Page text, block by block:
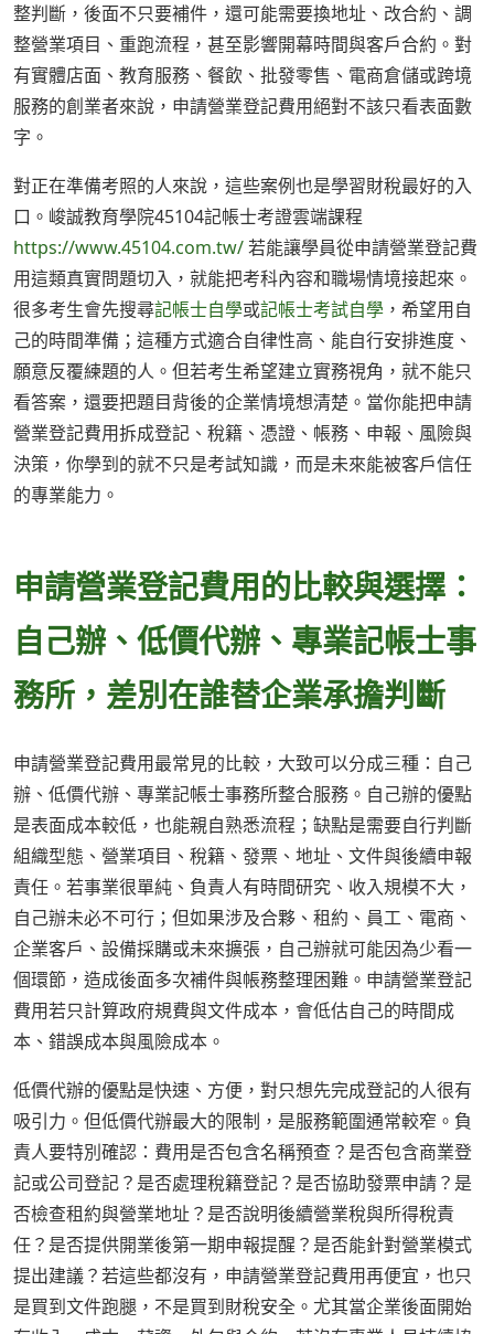
整判斷，後面不只要補件，還可能需要換地址、改合約、調
整營業項目、重跑流程，甚至影響開幕時間與客戶合約。對
有實體店面、教育服務、餐飲、批發零售、電商倉儲或跨境
服務的創業者來說，申請營業登記費用絕對不該只看表面數
字。
對正在準備考照的人來說，這些案例也是學習財稅最好的入
口。峻誠教育學院45104記帳士考證雲端課程
https://www.45104.com.tw/若能讓學員從申請營業登記費
用這類真實問題切入，就能把考科內容和職場情境接起來。
很多考生會先搜尋記帳士自學或記帳士考試自學 ，希望用自
己的時間準備；這種方式適合自律性高、能自行安排進度、
願意反覆練題的人。但若考生希望建立實務視角，就不能只
看答案，還要把題目背後的企業情境想清楚。當你能把申請
營業登記費用拆成登記、稅籍、憑證、帳務、申報、風險與
決策，你學到的就不只是考試知識，而是未來能被客戶信任
的專業能力。
申請營業登記費用的比較與選擇：
自己辦、低價代辦、專業記帳士事
務所，差別在誰替企業承擔判斷
申請營業登記費用最常見的比較，大致可以分成三種：自己
辦、低價代辦、專業記帳士事務所整合服務。自己辦的優點
是表面成本較低，也能親自熟悉流程；缺點是需要自行判斷
組織型態、營業項目、稅籍、發票、地址、文件與後續申報
責任。若事業很單純、負責人有時間研究、收入規模不大，
自己辦未必不可行；但如果涉及合夥、租約、員工、電商、
企業客戶、設備採購或未來擴張，自己辦就可能因為少看一
個環節，造成後面多次補件與帳務整理困難。申請營業登記
費用若只計算政府規費與文件成本，會低估自己的時間成
本、錯誤成本與風險成本。
低價代辦的優點是快速、方便，對只想先完成登記的人很有
吸引力。但低價代辦最大的限制，是服務範圍通常較窄。負
責人要特別確認：費用是否包含名稱預查？是否包含商業登
記或公司登記？是否處理稅籍登記？是否協助發票申請？是
否檢查租約與營業地址？是否說明後續營業稅與所得稅責
任？是否提供開業後第一期申報提醒？是否能針對營業模式
提出建議？若這些都沒有，申請營業登記費用再便宜，也只
是買到文件跑腿，不是買到財稅安全。尤其當企業後面開始